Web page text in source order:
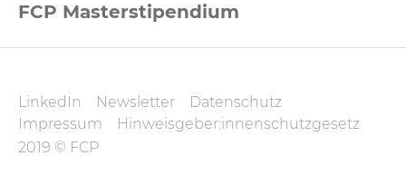
FCP Masterstipendium
FCP
Datenschutz
und
LinkedIn Newsletter
Datenschutz
Impressum
Hinweisgeber:innenschutzgesetz
2019 © FCP